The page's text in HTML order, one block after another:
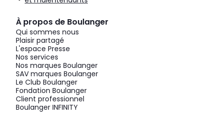
À propos de Boulanger
Qui sommes nous
Plaisir partagé
L'espace Presse
Nos services
Nos marques Boulanger
SAV marques Boulanger
Le Club Boulanger
Fondation Boulanger
Client professionnel
Boulanger INFINITY